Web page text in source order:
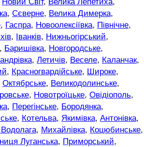
Новий Світ, Велика Лепетиха,
, Сєверне, Велика Димерка,
, Гаспра, Новоолексіївка, Північне,
, Іванків, Нижньогірський,
, Баришівка, Новгородське,
, Летичів, Веселе, Каланчак,
, Красногвардійське, Широке,
Октябрське, Великодолинське,
, Новотроїцьке, Овідіополь,
, Перегінське, Бородянка,
, Котельва, Якимівка, Антонівка,
, Михайлівка, Коцюбинське,
Луганська, Приморський,